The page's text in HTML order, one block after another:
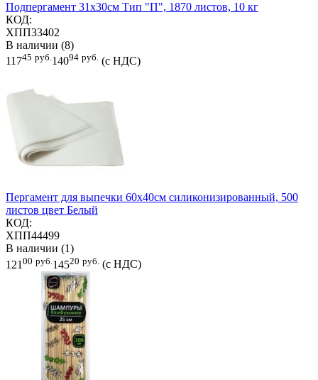
Подпергамент 31х30см Тип "П", 1870 листов, 10 кг
КОД:
ХПП33402
В наличии (8)
11745 руб.14094 руб. (с НДС)
Пергамент для выпечки 60х40см силиконизированный, 500
листов цвет Белый
КОД:
ХПП44499
В наличии (1)
121 00 руб. 14520 руб. (с НДС)